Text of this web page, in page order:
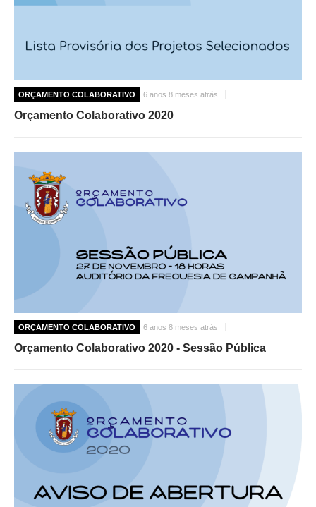
ORÇAMENTO COLABORATIVO 6 anos 8 meses atrás
Orçamento Colaborativo 2020
ORÇAMENTO COLABORATIVO 6 anos 8 meses atrás
Orçamento Colaborativo 2020 - Sessão Pública